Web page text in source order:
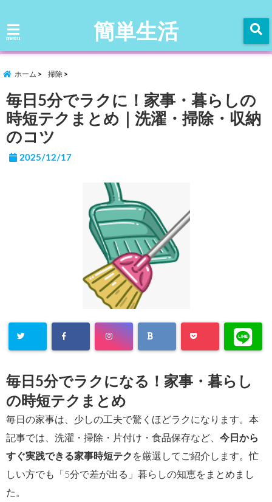
menu 簡単生活
ホーム 掃除
毎日5分でラクに！家事・暮らしの
時短テクまとめ｜洗濯・掃除・収納
のコツ
2025/12/17
毎日5分でラクになる！家事・暮らし
の時短テクまとめ
毎日の家事は、少しの工夫で驚くほどラクになります。本
記事では、洗濯・掃除・片付け・食品保存など、 今日から
すぐ実践できる家事時短テク を厳選してご紹介します。忙
しい方でも「5分で差が出る」暮らしの知恵をまとめまし
た。